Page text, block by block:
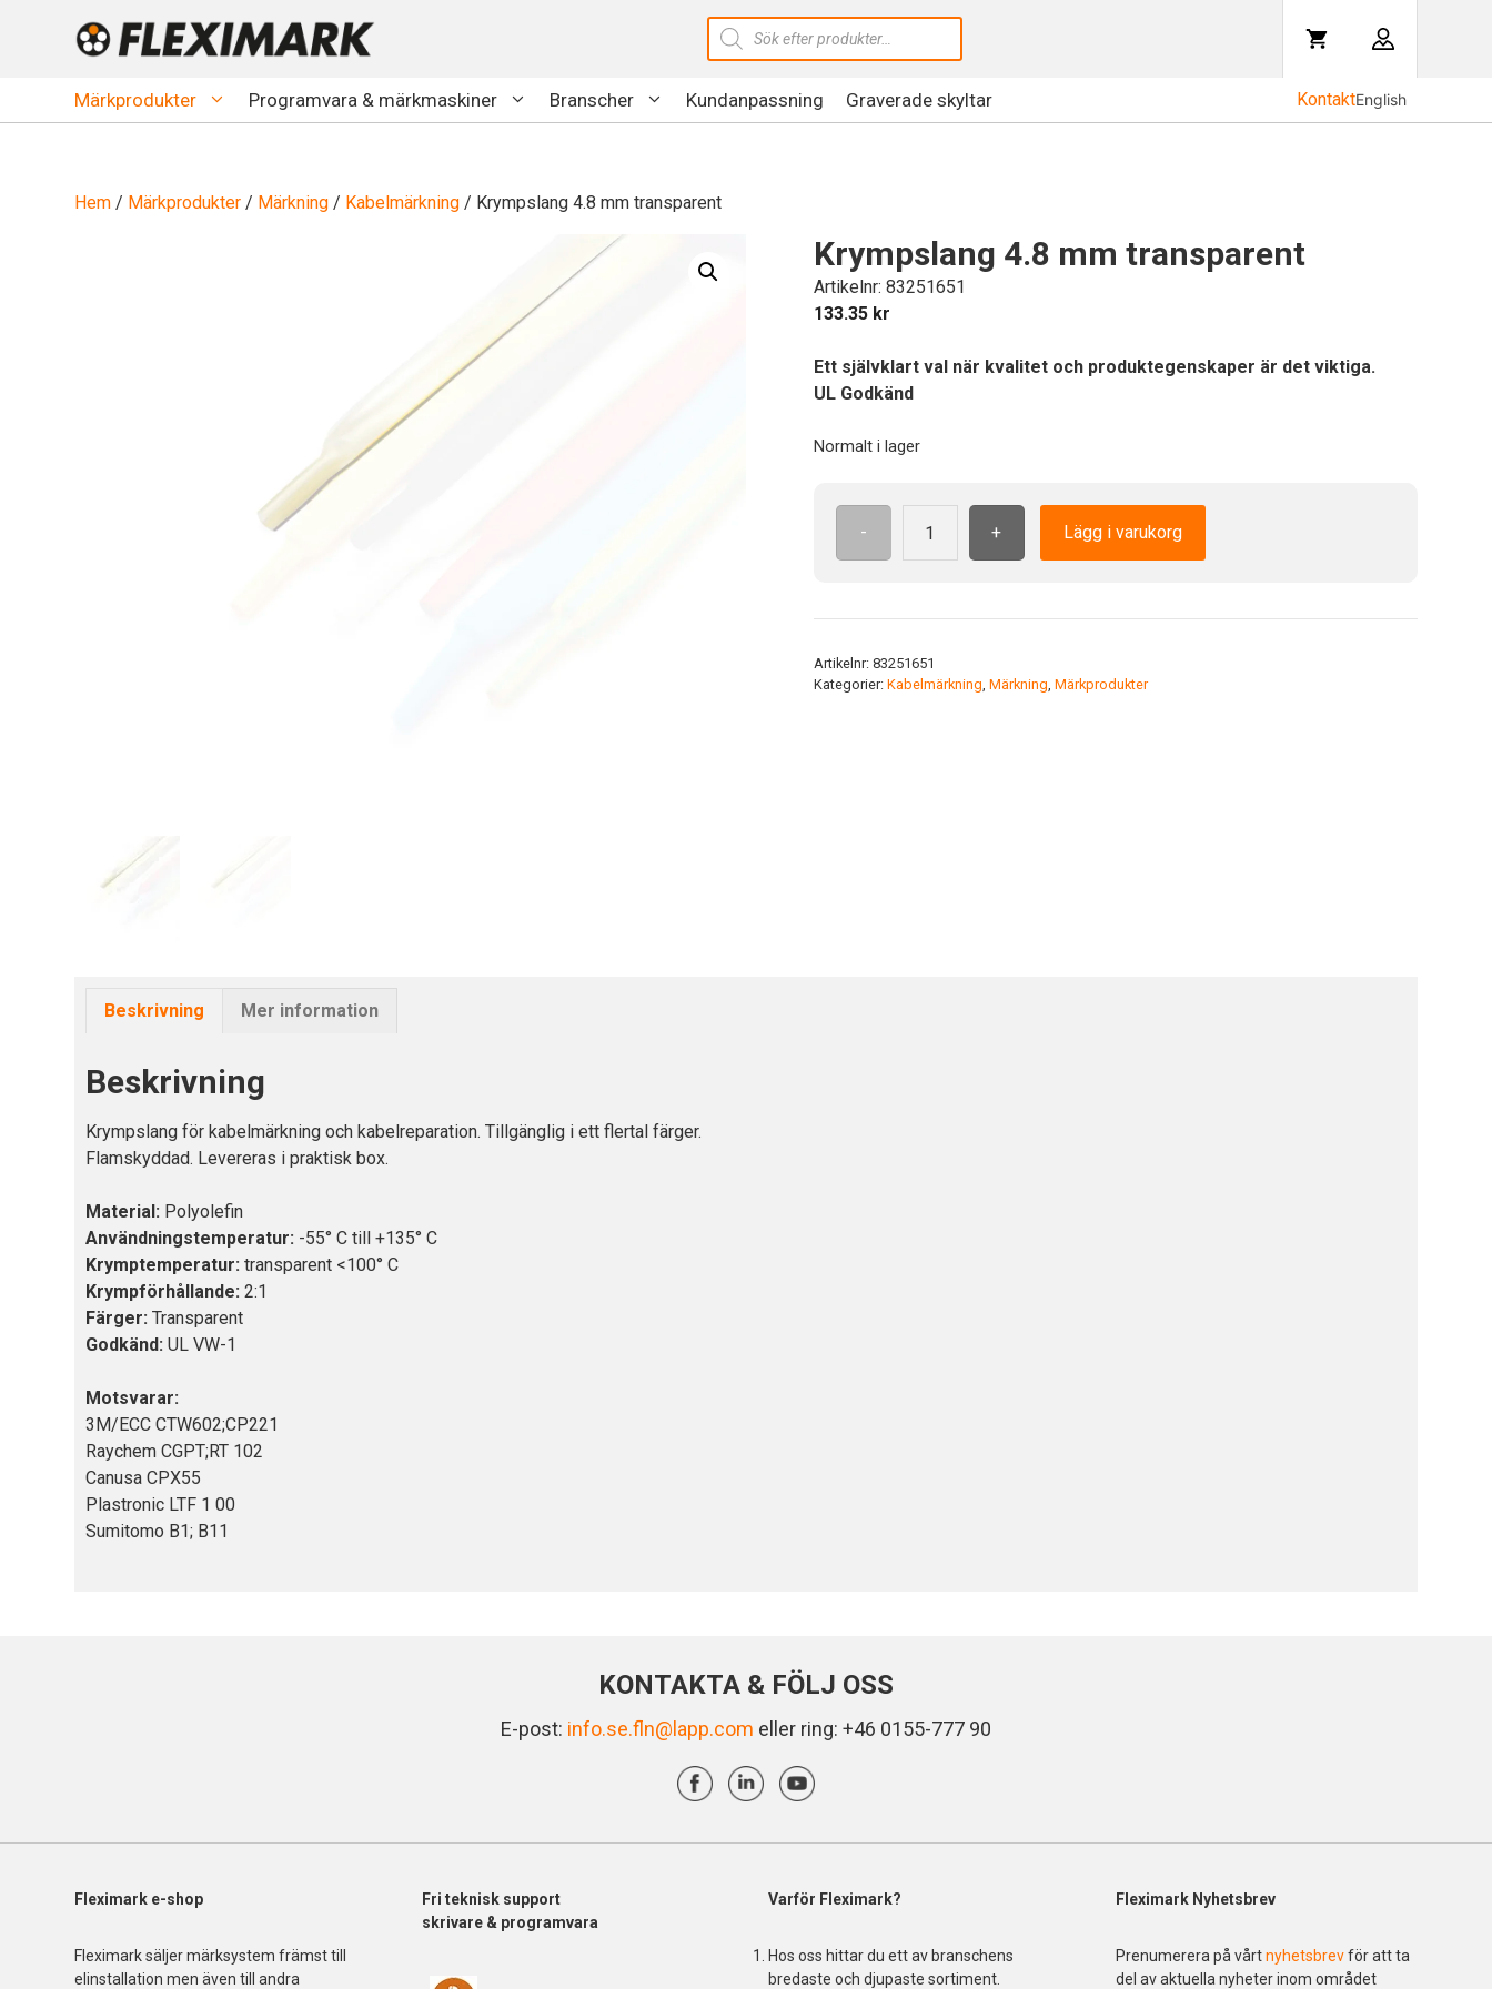
Produktsökning
KontaktEnglish
Märkprodukter Programvara & märkmaskiner Branscher Kundanpassning Graverade skyltar
Hem / Märkprodukter / Märkning / Kabelmärkning / Krympslang 4.8 mm transparent
Krympslang 4.8 mm transparent
Artikelnr: 83251651
133.35 kr
Ett självklart val när kvalitet och produktegenskaper är det viktiga.
UL Godkänd
Normalt i lager
-
transparent
+ Lägg i varukorg
Artikelnr: 83251651
Kategorier: Kabelmärkning, Märkning, Märkprodukter
Beskrivning Mer information
Beskrivning
Krympslang för kabelmärkning och kabelreparation. Tillgänglig i ett flertal färger.
Flamskyddad. Levereras i praktisk box.
Material: Polyolefin
Användningstemperatur: -55° C till +135° C
Krymptemperatur: transparent <100° C
Krympförhållande: 2:1
Färger: Transparent
Godkänd: UL VW-1
Motsvarar:
3M/ECC CTW602;CP221
Raychem CGPT;RT 102
Canusa CPX55
Plastronic LTF 1 00
Sumitomo B1; B11
KONTAKTA & FÖLJ OSS
E-post: info.se.fln@lapp.com eller ring: +46 0155-777 90
Fleximark e-shop
Fleximark säljer märksystem främst till
elinstallation men även till andra
Fri teknisk support
skrivare & programvara
Varför Fleximark?
Hos oss hittar du ett av branschens
bredaste och djupaste sortiment.
Fleximark Nyhetsbrev
Prenumerera på vårtnyhetsbrevför att ta
del av aktuella nyheter inom området